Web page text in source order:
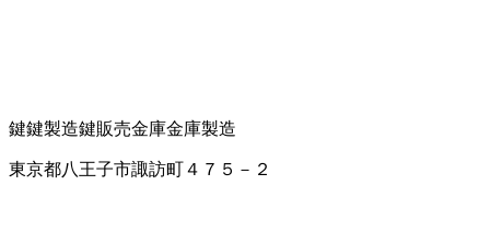
鍵鍵製造鍵販売金庫金庫製造
東京都八王子市諏訪町４７５－２